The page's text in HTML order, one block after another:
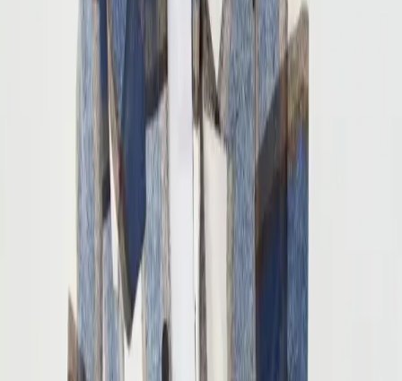
ℹ️ Sadece Trendyol'da fiyat mevcut
Hafta başına Ay başına ✗ Yıl başına
Yıl Başına Fiyatlar
Max İndirim
erkek-slim-fit-oduncu-ekose-gomlek-mavi-kahverengi-
modern-ve-sik-tasarim